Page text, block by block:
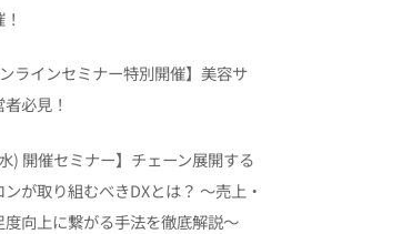
ンラインセミナー特別開催】美容サ
必見！
) 開催セミナー】チェーン展開する
が取り組むべきDXとは？ 〜売上・
度向上に繋がる手法を徹底解説〜